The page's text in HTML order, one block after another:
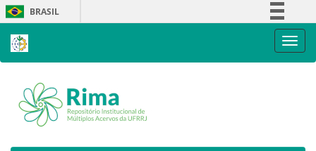
Skip
navigation
BRASIL